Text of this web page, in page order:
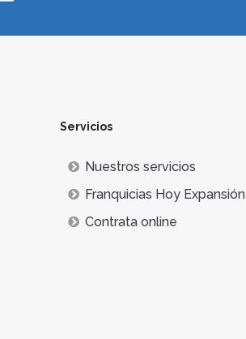
Servicios
Nuestros servicios
Franquicias Hoy Expansión
Contrata online